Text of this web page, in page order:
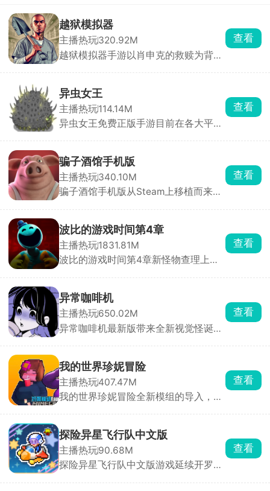
越狱模拟器
主播热玩320.92M
越狱模拟器手游以肖申克的救赎为背景
一场大逃亡。躲避警卫严密的监视，想
方设法的获取丰富的工具，一点一滴的
挖掘，制定缜密的越狱计划，解决各种
谜题和挑战，顺利逃离监狱。
查看
异虫女王
主播热玩114.14M
异虫女王免费正版手游目前在各大平台
在这个弱肉强食的世界里吞噬进化，击
败更多的小虫子，收入麾下，组建属于
自己的专属虫族团队，成为虫虫界的女
王，带领你的虫虫队伍称霸整个世界。
查看
骗子酒馆手机版
主播热玩340.10M
骗子酒馆手机版从Steam上移植而来，
理博弈战。当你能预判对手的预判，便
能成为真正的胜利者。利用所获得的所
有线索进行推理，警惕其他玩家的欺诈
行为，同时也要骗过其他的选手，绞尽
查看
波比的游戏时间第4章
主播热玩1831.81M
波比的游戏时间第4章新怪物查理上
拼线索一边回头看，小心随机出现的怪
物，解开各种谜题，收集线索碎片，找
到逃生的出口。
查看
异常咖啡机
主播热玩650.02M
异常咖啡机最新版带来全新视觉怪诞模
其中且隐藏着很大的奥秘，输入不同的
单词，给咖啡机添加不同的配方，制作
出不同口味的咖啡，像拿铁、美式等
等，给神秘少女品尝不同口味的咖啡，
查看
我的世界珍妮冒险
主播热玩407.47M
我的世界珍妮冒险全新模组的导入，除
全新像素沙盒大陆中收集重要的资源，
加工成宝石才能俘获珍妮的芳心，从而
触发神秘任务，和珍妮一起探索冒险，
在沙盒世界里建造你们的爱巢。
查看
探险异星飞行队中文版
主播热玩90.68M
探险异星飞行队中文版游戏延续开罗经
查看